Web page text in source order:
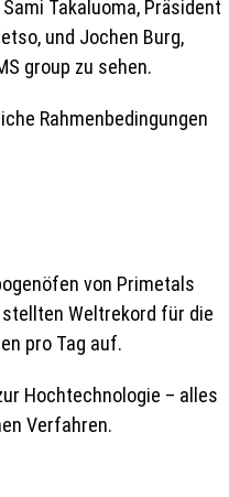
Rahmenbedingungen
Hochtechnologie – alles
Verfahren.